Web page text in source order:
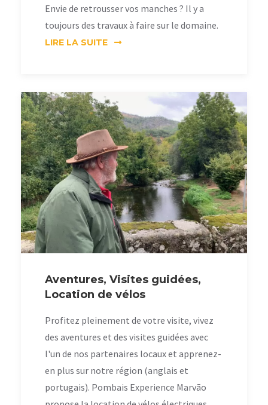
Envie de retrousser vos manches ? Il y a
toujours des travaux à faire sur le domaine.
LIRE LA SUITE
Aventures, Visites guidées,
Location de vélos
Profitez pleinement de votre visite, vivez
des aventures et des visites guidées avec
l'un de nos partenaires locaux et apprenez-
en plus sur notre région (anglais et
portugais). Pombais Experience Marvão